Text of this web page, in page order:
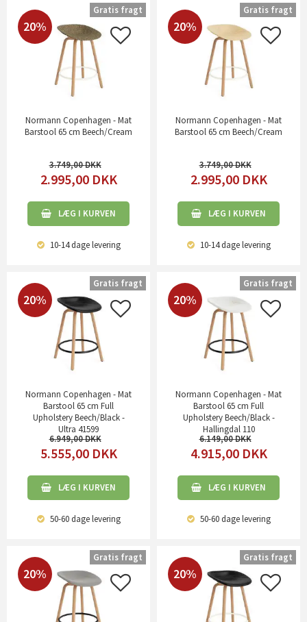
20%
Normann Copenhagen - Mat
Barstool 65 cm Beech/Cream
3.749,00
2.995,00 DKK
LÆG I KURVEN
10-14 dagelevering
Gratis fragt
20%
Normann Copenhagen - Mat
Barstool 65 cm Beech/Cream
3.749,00
2.995,00 DKK
LÆG I KURVEN
10-14 dagelevering
Gratis fragt
20%
Normann Copenhagen - Mat
Barstool 65 cm Full
Upholstery Beech/Black -
Ultra 41599
6.949,00
5.555,00 DKK
LÆG I KURVEN
50-60 dagelevering
Gratis fragt
20%
Normann Copenhagen - Mat
Barstool 65 cm Full
Upholstery Beech/Black -
Hallingdal 110
6.149,00
4.915,00 DKK
LÆG I KURVEN
50-60 dagelevering
Gratis fragt
20%
Gratis fragt
20%
Gratis fragt